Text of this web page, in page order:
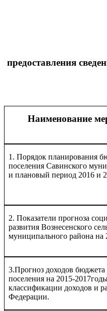
предоставления
Наименование
1. Порядок планирования
поселения Савинского
и плановый период 2016 и
2. Показатели прогноза
развития Вознесенского
муниципального района на
3.Прогноз доходов бюджета
поселения на 2015-
классификации доходов и
Федерации.